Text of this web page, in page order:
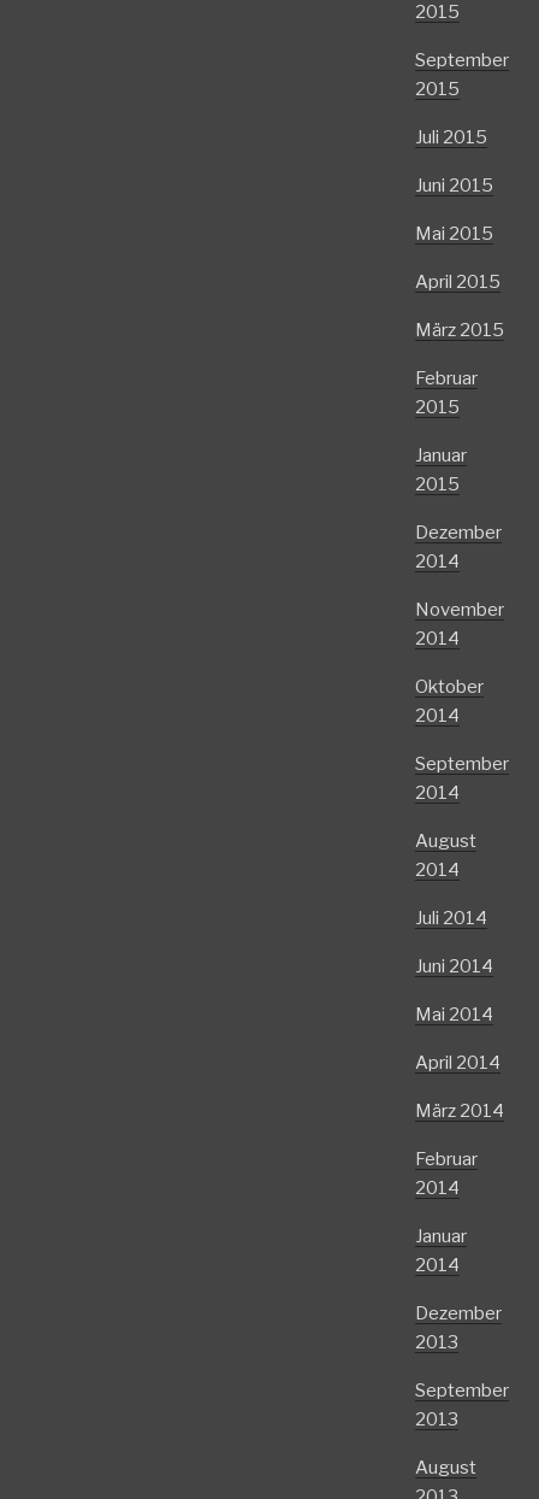
2015
September
2015
Juli 2015
Juni 2015
Mai 2015
April 2015
März 2015
Februar
2015
Januar
2015
Dezember
2014
November
2014
Oktober
2014
September
2014
August
2014
Juli 2014
Juni 2014
Mai 2014
April 2014
März 2014
Februar
2014
Januar
2014
Dezember
2013
September
2013
August